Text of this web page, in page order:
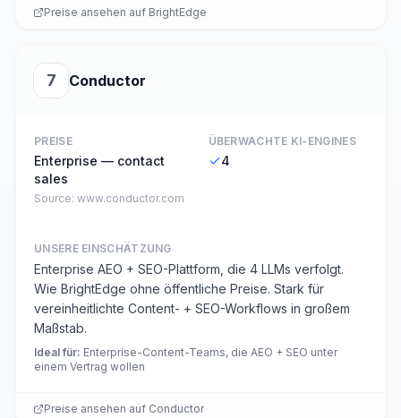
Preise ansehen auf BrightEdge
7 Conductor
PREISE
Enterprise — contact
sales
Source: www.conductor.com
ÜBERWACHTE KI-ENGINES
4
UNSERE EINSCHÄTZUNG
Enterprise AEO + SEO-Plattform, die 4 LLMs verfolgt.
Wie BrightEdge ohne öffentliche Preise. Stark für
vereinheitlichte Content- + SEO-Workflows in großem
Maßstab.
Ideal für: Enterprise-Content-Teams, die AEO + SEO unter
einem Vertrag wollen
Preise ansehen auf Conductor